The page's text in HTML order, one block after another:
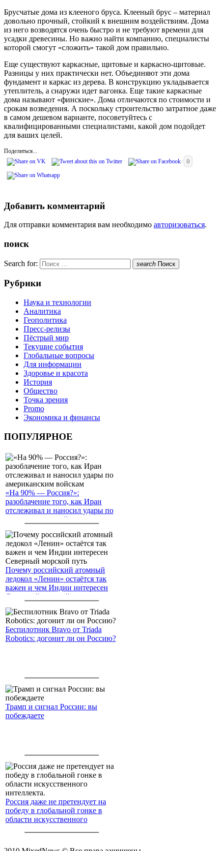
Брусчатые дома из клееного бруса. Клееный брус – материал
довольно прочный, стойкий к внешним воздействиям. Дома
из него возводятся очень быстро и не требуют времени для
усадки древесины. Но важно найти компанию, специалисты
которой смогут «сложить» такой дом правильно.
Еще существуют каркасные, щитовые и каркасно-щитовые.
Разницы у них практически нет. Объединяют эти дома
фундамент и каркас из дерева. В конструкцию укладывается
утеплитель, а снаружи идет вагонка. Еще такие каркасные
дома называют «финские». Дома отличаются по стоимости и
срокам возведения. А поскольку строительство затратное даже
в самом дешевом варианте, посоветуйтесь с
квалифицированными специалистами, какой дом подойдет
для ваших целей.
Поделиться...
0
Добавить комментарий
Для отправки комментария вам необходимо авторизоваться.
поиск
Search for: search Поиск
Рубрики
Наука и технологии
Аналитика
Геополитика
Пресс-релизы
Пёстрый мир
Текущие события
Глобальные вопросы
Для информации
Здоровье и красота
История
Общество
Точка зрения
Promo
Экономика и финансы
ПОПУЛЯРНОЕ
«На 90% — Россия?»:
разоблачение того, как Иран
отслеживал и наносил удары по
американским войскам
Почему российский атомный
ледокол «Ленин» остаётся так
важен и чем Индии интересен
Северный морской путь
Беспилотник Bravo от Triada
Robotics: догонит ли он Россию?
Трамп и сигнал России: вы
побеждаете
Россия даже не претендует на
победу в глобальной гонке в
области искусственного